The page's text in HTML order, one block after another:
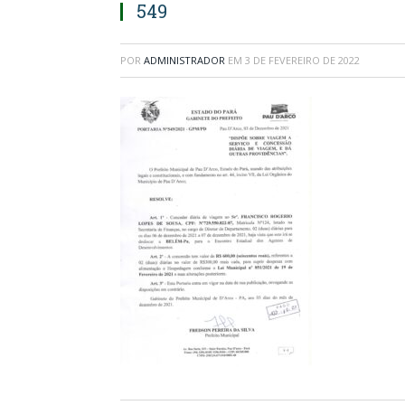
549
POR ADMINISTRADOR EM 3 DE FEVEREIRO DE 2022